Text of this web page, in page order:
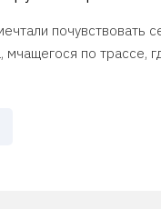
почувствовать
мчащегося по трассе,